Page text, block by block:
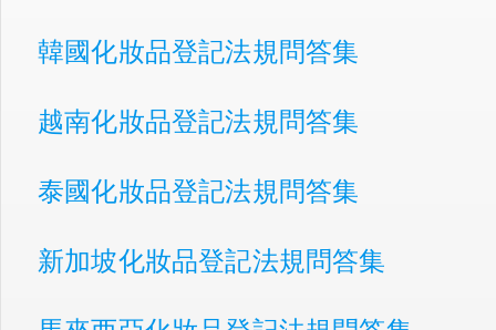
韓國化妝品登記法規問答集
越南化妝品登記法規問答集
泰國化妝品登記法規問答集
新加坡化妝品登記法規問答集